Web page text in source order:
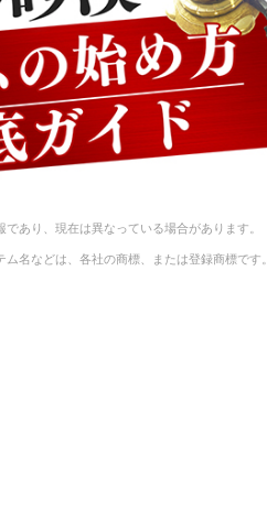
あり、現在は異なっている場合があります。
名などは、各社の商標、または登録商標です。